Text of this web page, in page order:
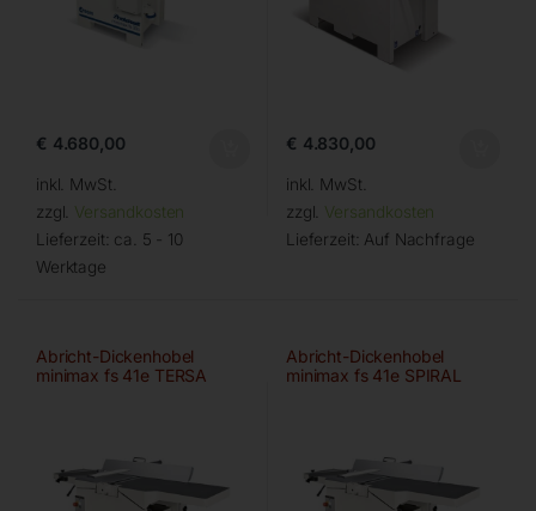
€ 4.680,00
inkl. MwSt.
zzgl. Versandkosten
Lieferzeit: ca. 5 - 10
Werktage
€ 4.830,00
inkl. MwSt.
zzgl. Versandkosten
Lieferzeit: Auf Nachfrage
Abricht-Dickenhobel
minimax fs 41e TERSA
Abricht-Dickenhobel
minimax fs 41e SPIRAL